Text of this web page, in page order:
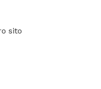
sito